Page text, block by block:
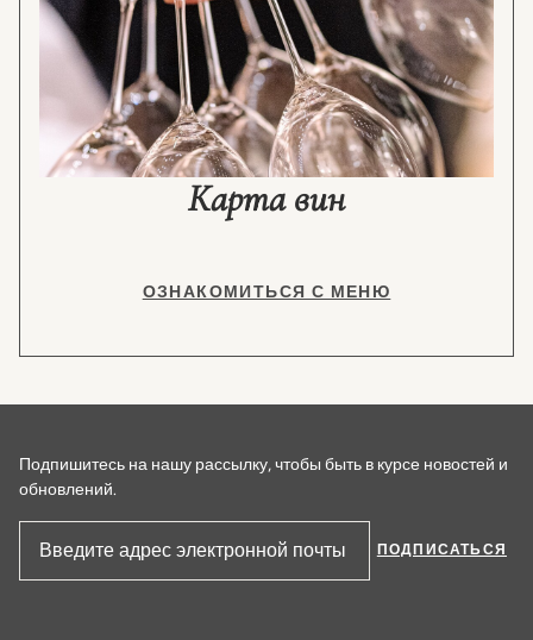
Карта вин
ОЗНАКОМИТЬСЯ С МЕНЮ
Подпишитесь на нашу рассылку, чтобы быть в курсе новостей и
обновлений.
Адрес электронной почты
ПОДПИСАТЬСЯ